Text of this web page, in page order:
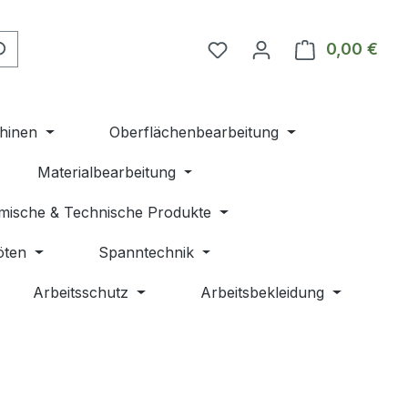
Du hast 0 Produkte auf
0,00 €
Oberflächenbearbeitung
Materialbearbeitung
& Technische Produkte
Spanntechnik
Arbeitsschutz Arbeitsbekleidung